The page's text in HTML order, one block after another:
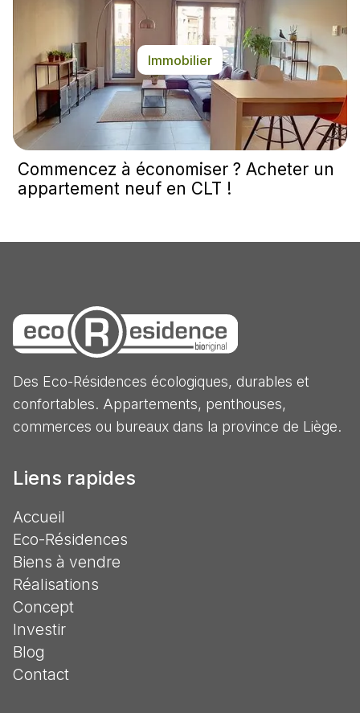
Immobilier
Commencez à économiser ? Acheter un
appartement neuf en CLT !
Des Eco-Résidences écologiques, durables et
confortables. Appartements, penthouses,
commerces ou bureaux dans la province de Liège.
Liens rapides
Accueil
Eco-Résidences
Biens à vendre
Réalisations
Concept
Investir
Blog
Contact